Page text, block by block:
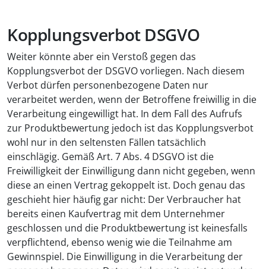
Kopplungsverbot DSGVO
Weiter könnte aber ein Verstoß gegen das
Kopplungsverbot der DSGVO vorliegen. Nach diesem
Verbot dürfen personenbezogene Daten nur
verarbeitet werden, wenn der Betroffene freiwillig in die
Verarbeitung eingewilligt hat. In dem Fall des Aufrufs
zur Produktbewertung jedoch ist das Kopplungsverbot
wohl nur in den seltensten Fällen tatsächlich
einschlägig. Gemäß Art. 7 Abs. 4 DSGVO ist die
Freiwilligkeit der Einwilligung dann nicht gegeben, wenn
diese an einen Vertrag gekoppelt ist. Doch genau das
geschieht hier häufig gar nicht: Der Verbraucher hat
bereits einen Kaufvertrag mit dem Unternehmer
geschlossen und die Produktbewertung ist keinesfalls
verpflichtend, ebenso wenig wie die Teilnahme am
Gewinnspiel. Die Einwilligung in die Verarbeitung der